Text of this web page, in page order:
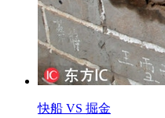
快船 VS 掘金